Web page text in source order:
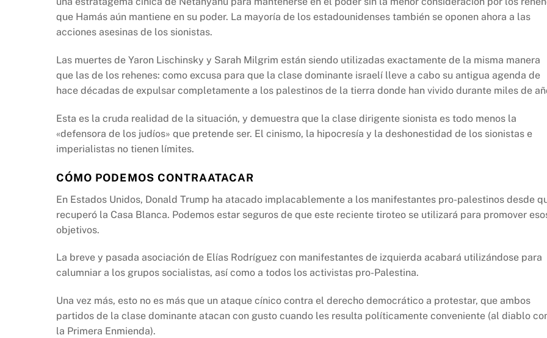
que Hamás aún mantiene en su poder. La mayoría de los estadounidenses también se oponen ahora a las
acciones asesinas de los sionistas.
Las muertes de Yaron Lischinsky y Sarah Milgrim están siendo utilizadas exactamente de la misma manera
que las de los rehenes: como excusa para que la clase dominante israelí lleve a cabo su antigua agenda de
hace décadas de expulsar completamente a los palestinos de la tierra donde han vivido durante miles de
Esta es la cruda realidad de la situación, y demuestra que la clase dirigente sionista es todo menos la
«defensora de los judíos» que pretende ser. El cinismo, la hipocresía y la deshonestidad de los sionistas e
imperialistas no tienen límites.
CÓMO PODEMOS CONTRAATACAR
En Estados Unidos, Donald Trump ha atacado implacablemente a los manifestantes pro-palestinos desde
recuperó la Casa Blanca. Podemos estar seguros de que este reciente tiroteo se utilizará para promover
objetivos.
La breve y pasada asociación de Elías Rodríguez con manifestantes de izquierda acabará utilizándose para
calumniar a los grupos socialistas, así como a todos los activistas pro-Palestina.
Una vez más, esto no es más que un ataque cínico contra el derecho democrático a protestar, que ambos
partidos de la clase dominante atacan con gusto cuando les resulta políticamente conveniente (al diablo
la Primera Enmienda).